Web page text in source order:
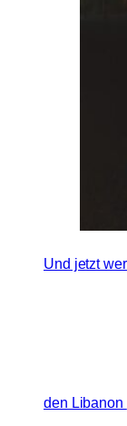
Und jetzt
den Libanon